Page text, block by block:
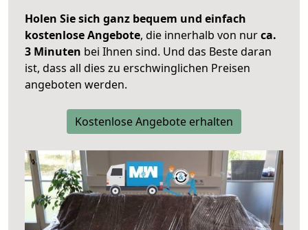
Holen Sie sich ganz bequem und einfach
kostenlose Angebote, die innerhalb von nurca.
3 Minuten bei Ihnen sind. Und das Beste daran
ist, dass all dies zu erschwinglichen Preisen
angeboten werden.
Kostenlose Angebote erhalten